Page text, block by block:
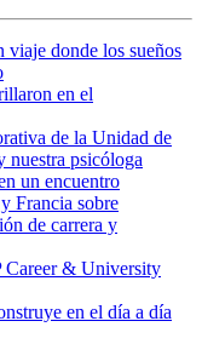
viaje donde los sueños
en el
de la Unidad de
nuestra psicóloga
un encuentro
Francia sobre
de carrera y
Career & University
en el día a día